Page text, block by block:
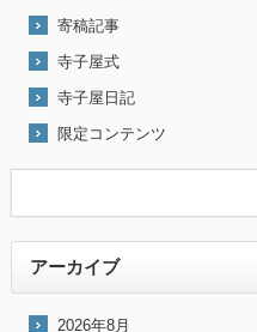
寄稿記事
寺子屋式
寺子屋日記
限定コンテンツ
アーカイブ
2026年8月